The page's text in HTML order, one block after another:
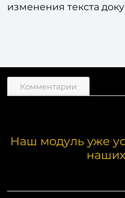
изменения текста
Комментарии
Наш модуль уже